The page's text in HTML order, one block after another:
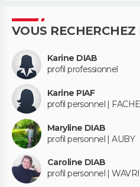
VOUS RECHERCHEZ
Karine DIAB
profil professionnel
Karine PIAF
profil personnel |
Maryline DIAB
profil personnel | AUBY
Caroline DIAB
profil personnel |